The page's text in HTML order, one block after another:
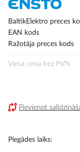
sākumu
BaltikElektro preces
EAN kods
Ražotāja preces kods
Viesa cena bez PVN
Pievienot
Piegādes laiks